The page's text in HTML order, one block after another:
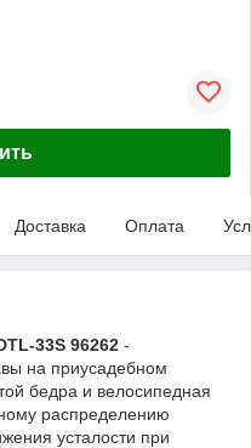
Доставка Оплата
33S 96262 -
на приусадебном
бедра и велосипедная
распределению
усталости при